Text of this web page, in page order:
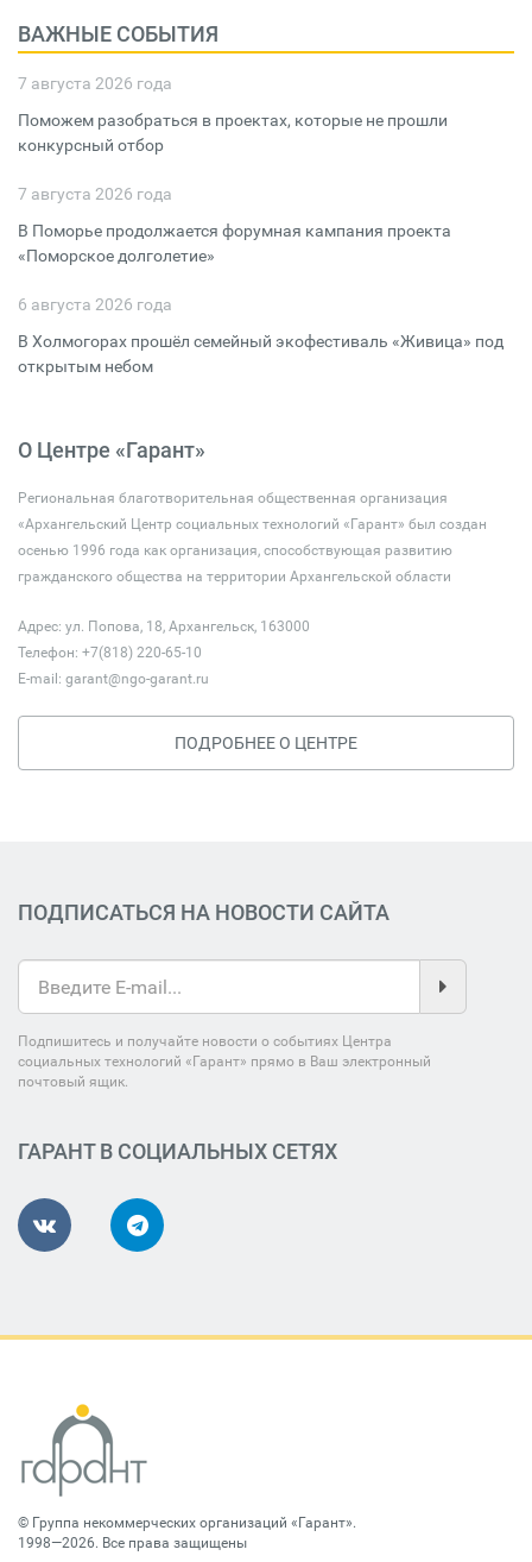
ВАЖНЫЕ СОБЫТИЯ
7 августа 2026 года
Поможем разобраться в проектах, которые не прошли
конкурсный отбор
7 августа 2026 года
В Поморье продолжается форумная кампания проекта
«Поморское долголетие»
6 августа 2026 года
В Холмогорах прошёл семейный экофестиваль «Живица» под
открытым небом
О Центре «Гарант»
Региональная благотворительная общественная организация
«Архангельский Центр социальных технологий «Гарант» был создан
осенью 1996 года как организация, способствующая развитию
гражданского общества на территории Архангельской области
Адрес: ул. Попова, 18, Архангельск, 163000
Телефон: +7(818) 220-65-10
E-mail: garant@ngo-garant.ru
ПОДРОБНЕЕ О ЦЕНТРЕ
ПОДПИСАТЬСЯ НА НОВОСТИ САЙТА
Подпишитесь и получайте новости о событиях Центра
социальных технологий «Гарант» прямо в Ваш электронный
почтовый ящик.
ГАРАНТ В СОЦИАЛЬНЫХ СЕТЯХ
© Группа некоммерческих организаций «Гарант».
1998—2026. Все права защищены